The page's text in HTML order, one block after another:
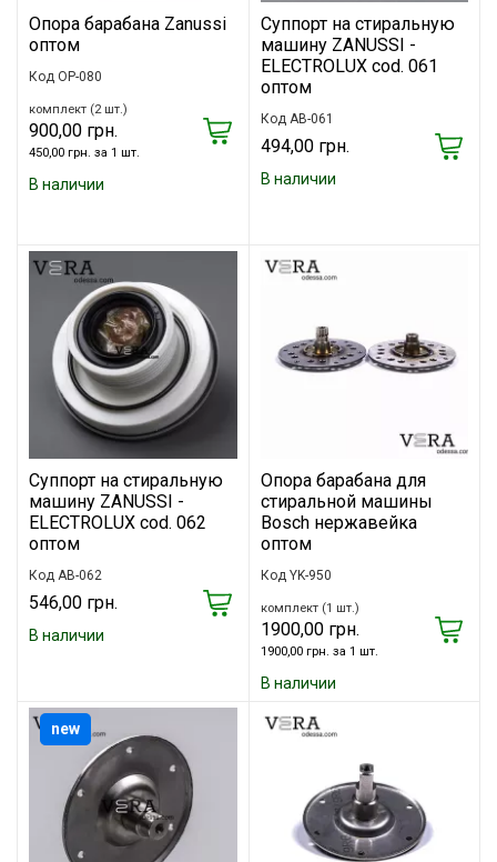
Опора барабана Zanussi
оптом
Код OP-080
комплект (2 шт.)
900,00 грн.
450,00 грн. за 1 шт.
В наличии
Суппорт на стиральную
машину ZANUSSI -
ELECTROLUX cod. 061
оптом
Код AB-061
494,00 грн.
В наличии
Суппорт на стиральную
машину ZANUSSI -
ELECTROLUX cod. 062
оптом
Код AB-062
546,00 грн.
В наличии
Опора барабана для
стиральной машины
Bosch нержавейка
оптом
Код YK-950
комплект (1 шт.)
1900,00 грн.
1900,00 грн. за 1 шт.
В наличии
new